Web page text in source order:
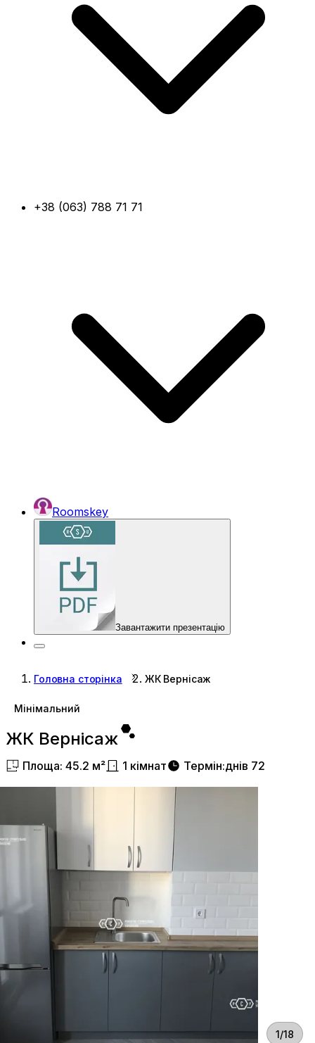
+38 (063) 788 71 71
Roomskey
Завантажити презентацію
Головна сторінка ЖК Вернісаж
Мінімальний
ЖК Вернісаж
Площа: 45.2 м² 1 кімнат Термін:днів 72
1/18